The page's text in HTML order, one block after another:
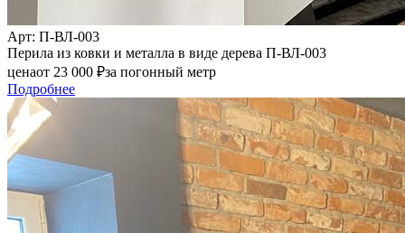
Арт: П-ВЛ-003
Перила из ковки и металла в виде дерева П-ВЛ-003
ценаот 23 000 ₽за погонный метр
Подробнее